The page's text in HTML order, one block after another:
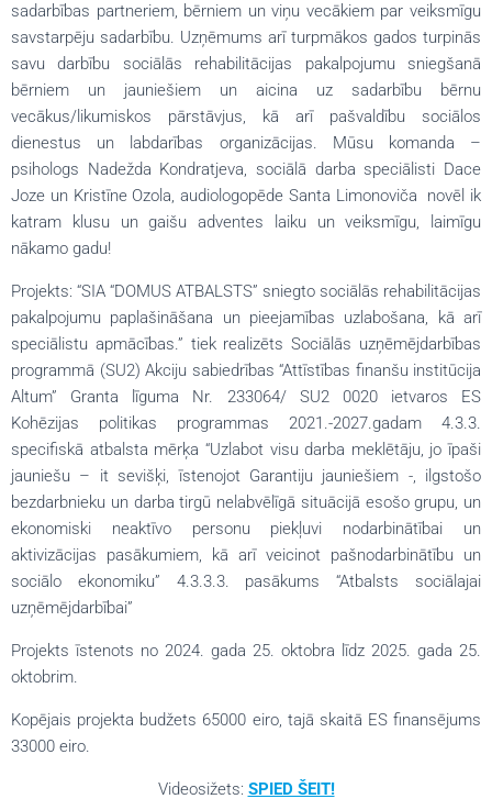
sadarbības partneriem, bērniem un viņu vecākiem par veiksmīgu
savstarpēju sadarbību. Uzņēmums arī turpmākos gados turpinās
savu darbību sociālās rehabilitācijas pakalpojumu sniegšanā
bērniem un jauniešiem un aicina uz sadarbību bērnu
vecākus/likumiskos pārstāvjus, kā arī pašvaldību sociālos
dienestus un labdarības organizācijas. Mūsu komanda –
psihologs Nadežda Kondratjeva, sociālā darba speciālisti Dace
Joze un Kristīne Ozola, audiologopēde Santa Limonoviča novēl ik
katram klusu un gaišu adventes laiku un veiksmīgu, laimīgu
nākamo gadu!
Projekts: “SIA “DOMUS ATBALSTS” sniegto sociālās rehabilitācijas
pakalpojumu paplašināšana un pieejamības uzlabošana, kā arī
speciālistu apmācības.” tiek realizēts Sociālās uzņēmējdarbības
programmā (SU2) Akciju sabiedrības “Attīstības finanšu institūcija
Altum” Granta līguma Nr. 233064/ SU2 0020 ietvaros ES
Kohēzijas politikas programmas 2021.-2027.gadam 4.3.3.
specifiskā atbalsta mērķa “Uzlabot visu darba meklētāju, jo īpaši
jauniešu – it sevišķi, īstenojot Garantiju jauniešiem -, ilgstošo
bezdarbnieku un darba tirgū nelabvēlīgā situācijā esošo grupu, un
ekonomiski neaktīvo personu piekļuvi nodarbinātībai un
aktivizācijas pasākumiem, kā arī veicinot pašnodarbinātību un
sociālo ekonomiku” 4.3.3.3. pasākums “Atbalsts sociālajai
uzņēmējdarbībai”
Projekts īstenots no 2024. gada 25. oktobra līdz 2025. gada 25.
oktobrim.
Kopējais projekta budžets 65000 eiro, tajā skaitā ES finansējums
33000 eiro.
Videosižets: SPIED ŠEIT!